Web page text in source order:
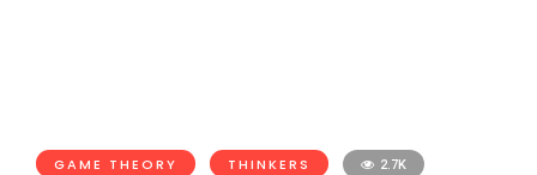
GAME THEORY THINKERS 2.7K